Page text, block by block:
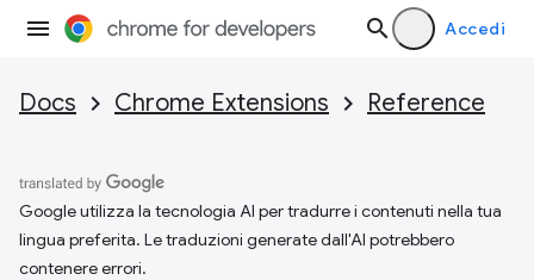
Accedi
Docs Chrome Extensions Reference
Google utilizza la tecnologia AI per tradurre i contenuti nella tua
lingua preferita. Le traduzioni generate dall'AI potrebbero
contenere errori.